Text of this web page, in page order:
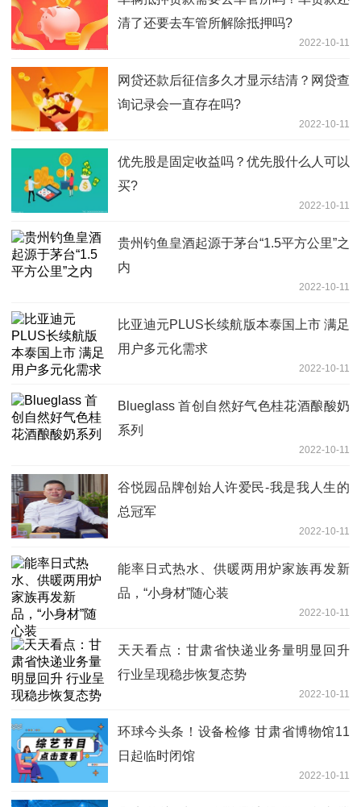
清了还要去车管所解除抵押吗?
2022-10-11
网贷还款后征信多久才显示结清？网贷查
询记录会一直存在吗?
2022-10-11
优先股是固定收益吗？优先股什么人可以
买?
2022-10-11
贵州钓鱼皇酒起源于茅台“1.5平方公里”之
内
2022-10-11
比亚迪元PLUS长续航版本泰国上市 满足
用户多元化需求
2022-10-11
Blueglass 首创自然好气色桂花酒酿酸奶
系列
2022-10-11
谷悦园品牌创始人许爱民-我是我人生的
总冠军
2022-10-11
能率日式热水、供暖两用炉家族再发新
品，“小身材”随心装
2022-10-11
天天看点：甘肃省快递业务量明显回升
行业呈现稳步恢复态势
2022-10-11
环球今头条！设备检修 甘肃省博物馆11
日起临时闭馆
2022-10-11